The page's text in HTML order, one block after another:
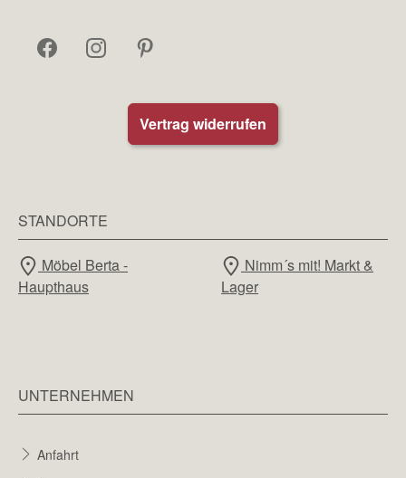
Vertrag widerrufen
STANDORTE
Möbel Berta -
Haupthaus
Nimm´s mit! Markt &
Lager
UNTERNEHMEN
Anfahrt